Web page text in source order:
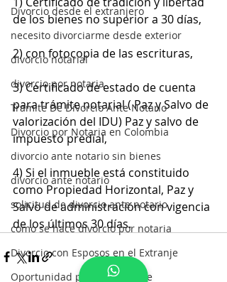
Divorcio desde el extranjero
necesito divorciarme desde exterior
divorcio notarial
divorcio por notaria
Tramite De Divorcio Ante Notario
Divorcio por Notaria en Colombia
divorcio ante notario sin bienes
divorcio ante notario
solicitud de divorcio ante notario
como se hace divorcio por notaria
Divorcio con Esposos en el Extranje
Oportunidad para divorciarse
de los bienes no superior a 30 días,
2) con fotocopia de las escrituras,
3) Certificado de estado de cuenta
para trámite notarial ( Paz y Salvo de
valorización del IDU) Paz y salvo de
impuesto predial,
4) Si el inmueble está constituido
como Propiedad Horizontal, Paz y
Salvo de administración con vigencia
de los últimos 30 días.